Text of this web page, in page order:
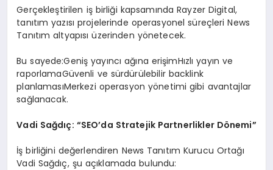
Gerçekleştirilen iş birliği kapsamında Rayzer Digital,
tanıtım yazısı projelerinde operasyonel süreçleri News
Tanıtım altyapısı üzerinden yönetecek.
Bu sayede:Geniş yayıncı ağına erişimHızlı yayın ve
raporlamaGüvenli ve sürdürülebilir backlink
planlamasıMerkezi operasyon yönetimi gibi avantajlar
sağlanacak.
Vadi Sağdıç: “SEO’da Stratejik Partnerlikler Dönemi”
İş birliğini değerlendiren News Tanıtım Kurucu Ortağı
Vadi Sağdıç, şu açıklamada bulundu: